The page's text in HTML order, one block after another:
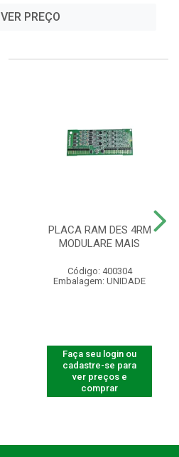
VER PREÇO
PLACA RAM DES 4RM
MODULARE MAIS
Código: 400304
Embalagem: UNIDADE
Faça seu login ou
cadastre-se para
ver preços e
comprar